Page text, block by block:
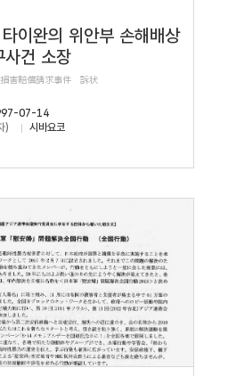
이완의 위안부 손해배상
사건 소장
損害賠償請求事件 訴状
07-14
)
시바요코